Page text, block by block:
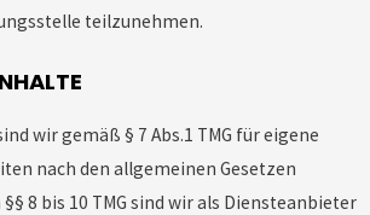
teilzunehmen.
wir gemäß § 7 Abs.1 TMG für eigene
nach den allgemeinen Gesetzen
8 bis 10 TMG sind wir als Diensteanbieter